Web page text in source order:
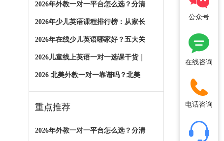
2026年外教一对一平台怎么选？分清
2026年少儿英语课程排行榜：从家长
2026年在线少儿英语哪家好？五大关
2026儿童线上英语一对一选课干货｜
2026 北美外教一对一靠谱吗？北美
重点推荐
2026年外教一对一平台怎么选？分清
公众号
在线咨询
电话咨询